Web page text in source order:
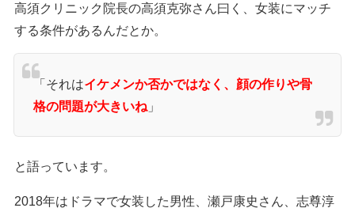
高須クリニック院長の高須克弥さん曰く、女装にマッチ
する条件があるんだとか。
「それはイケメンか否かではなく、顔の作りや骨
格の問題が大きいね 」
と語っています。
2018年はドラマで女装した男性、瀬戸康史さん、志尊淳